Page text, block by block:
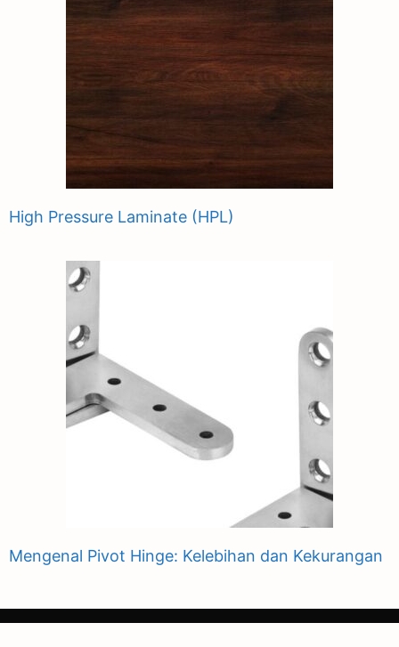
High Pressure Laminate (HPL)
Mengenal Pivot Hinge: Kelebihan dan Kekurangan